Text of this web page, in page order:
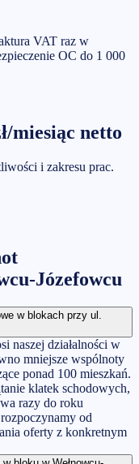
VAT raz w
OC do 1 000
miesiąc netto
i zakresu prac.
Józefowcu
w blokach przy ul.
naszej działalności w
mniejsze wspólnoty
ponad 100 mieszkań.
klatek schodowych,
razy do roku
od
oferty z konkretnym